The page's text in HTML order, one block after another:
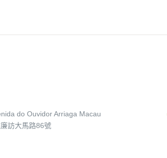
do Ouvidor Arriaga Macau
訪大馬路86號